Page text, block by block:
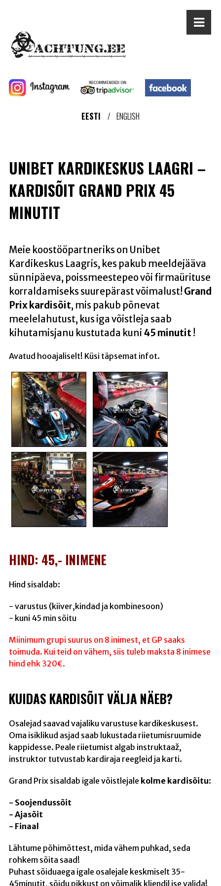
EESTI ENGLISH
UNIBET KARDIKESKUS LAAGRI –
KARDISÕIT GRAND PRIX 45
MINUTIT
Meie koostööpartneriks on Unibet
Kardikeskus Laagris, kes pakub meeldejääva
sünnipäeva, poissmeestepeo või firmaürituse
korraldamiseks suurepärast võimalust! Grand
Prix kardisõit, mis pakub põnevat
meelelahutust, kus iga võistleja saab
kihutamisjanu kustutada kuni 45 minutit!
Avatud hooajaliselt! Küsi täpsemat infot.
HIND: 45,- INIMENE
Hind sisaldab:
- varustus (kiiver,kindad ja kombinesoon)
- kuni 45 min sõitu
Miinimum grupi suurus on 8 inimest, et GP saaks
toimuda. Kui teid on vähem, siis tuleb maksta 8 inimese
hind ehk 320€.
KUIDAS KARDISÕIT VÄLJA NÄEB?
Osalejad saavad vajaliku varustuse kardikeskusest.
Oma isiklikud asjad saab lukustada riietumisruumide
kappidesse. Peale riietumist algab instruktaaž,
instruktor tutvustab kardiraja reegleid ja karti.
Grand Prix sisaldab igale võistlejale kolme kardisõitu:
- Soojendussõit
- Ajasõit
- Finaal
Lähtume põhimõttest, mida vähem puhkad, seda
rohkem sõita saad!
Puhast sõiduaega igale osalejale keskmiselt 35-
45minutit, sõidu pikkust on võimalik kliendil ise valida!